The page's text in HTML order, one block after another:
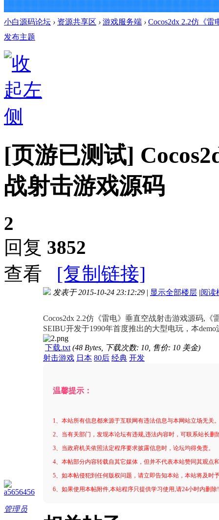
小白源码论坛 › 资源共享区 › 游戏服务端 › Cocos2dx 2.2仿《
发布主题
[页游已测试]
战射击游戏源码
2
回复 3852
查看
[复制链接]
a5656456
管理员
发表于 2015-10-24 23:12:29 | 显示全部楼层 |阅读
Cocos2dx 2.2仿《雷电》垂直空战射击游戏源码,
SEIBU开发于1990年首度推出的大型电玩，本
下载.txt (48 Bytes, 下载次数: 10, 售价: 10 美金)
射击游戏 日本 80后 经典 开发
温馨提示：
1、本站所有信息都来源于互联网有违法信息与本网站立场无关
2、当有关部门，发现本论坛有违规,违法内容时，可联系站长删
3、当政府机关依照法定程序要求披露信息时，论坛均得免责。
4、本帖部分内容转载自其它媒体，但并不代表本站赞同其观点
5、如本帖侵犯到任何版权问题，请立即告知本站，本站将及时
6、如果使用本帖附件,本站程序只提供学习使用,请24小时内删